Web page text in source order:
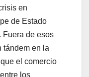
en
de Estado
Fuera de esos
tándem en la
el comercio
los